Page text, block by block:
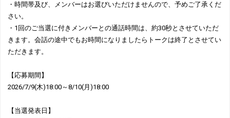
・時間帯及び、メンバーはお選びいただけませんので、予めご了承くだ
さい。
・1回のご当選に付きメンバーとの通話時間は、約30秒とさせていただ
きます。会話の途中でもお時間になりましたらトークは終了とさせてい
ただきます。
【応募期間】
2026/7/9(木)18:00～8/10(月)18:00
【当選発表日】